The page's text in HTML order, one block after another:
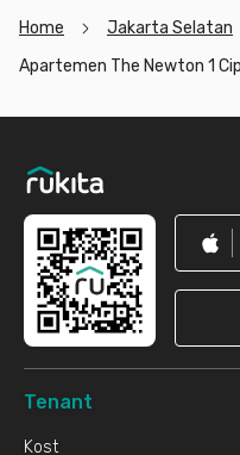
Home Jakarta Selatan
Apartemen The Newton 1
Tenant
Kost